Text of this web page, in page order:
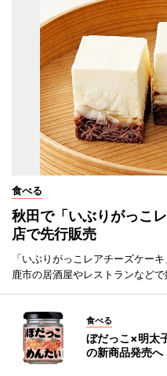
食べる
秋田で「いぶりがっこ
店で先行販売
「いぶりがっこレアチーズケー
鹿市の居酒屋やレストランなどで
食べる
ぼだっこ×明太
の新商品発売へ